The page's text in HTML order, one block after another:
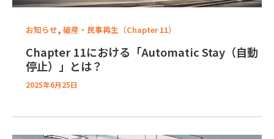
お知らせ, 破産・民事再生（Chapter 11）
Chapter 11における「Automatic Stay（自動
停止）」とは？
2025年6月25日